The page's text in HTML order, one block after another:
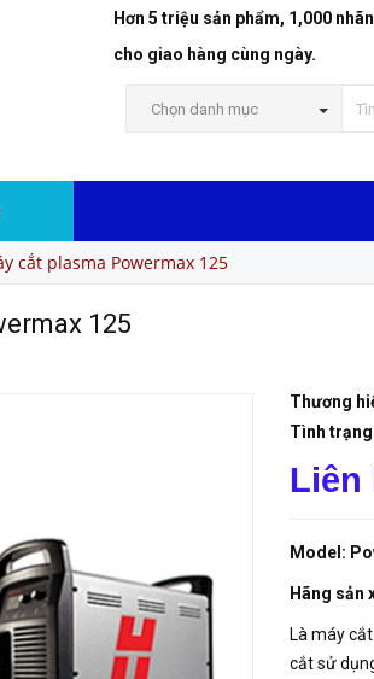
Hơn 5 triệu sản phẩm, 1,000
cho giao hàng cùng ngày.
Chọn danh mục
cắt plasma Powermax 125
125
Thương
Tình trạng
Liên
Model:
Hãng sản
Là máy
cắt sử
125